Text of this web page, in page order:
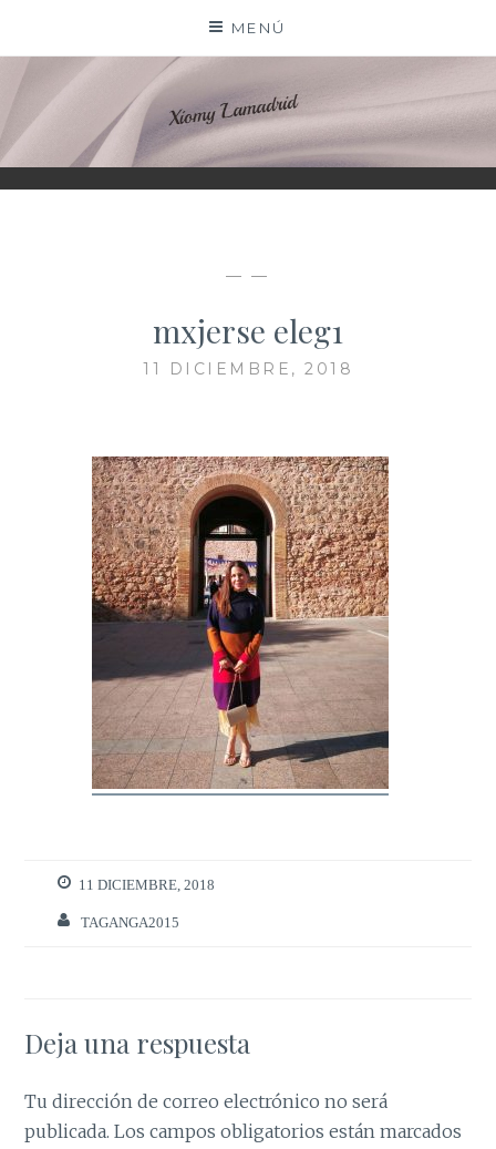
contenido
MENÚ
XIOMY LAMADRID
— —
mxjerse eleg1
11 DICIEMBRE, 2018
11 DICIEMBRE, 2018
TAGANGA2015
Deja una respuesta
Tu dirección de correo electrónico no será
publicada. Los campos obligatorios están marcados